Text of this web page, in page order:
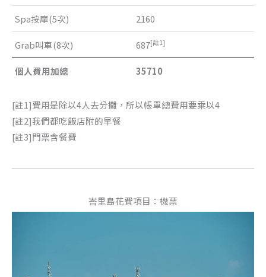
Spa按摩(5次) 2160
Grab叫車(8次) 687[註1]
個人費用加總 35710
[註1]費用是除以4人去分攤，所以帳單總費用要乘以4
[註2]我們都吃飯店附的早餐
[註3]門票含餐費
峇里島花費項目：機票